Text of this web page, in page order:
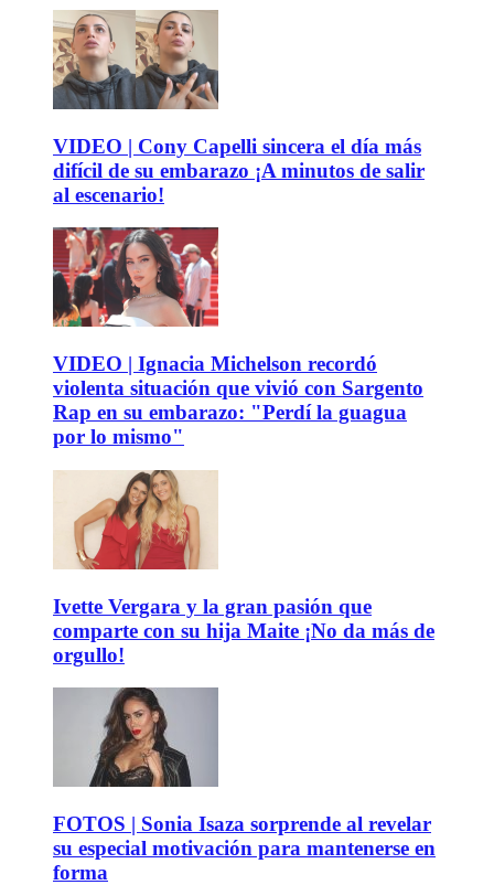
VIDEO | Cony Capelli sincera el día más
difícil de su embarazo ¡A minutos de salir
al escenario!
VIDEO | Ignacia Michelson recordó
violenta situación que vivió con Sargento
Rap en su embarazo: "Perdí la guagua
por lo mismo"
Ivette Vergara y la gran pasión que
comparte con su hija Maite ¡No da más de
orgullo!
FOTOS | Sonia Isaza sorprende al revelar
su especial motivación para mantenerse en
forma